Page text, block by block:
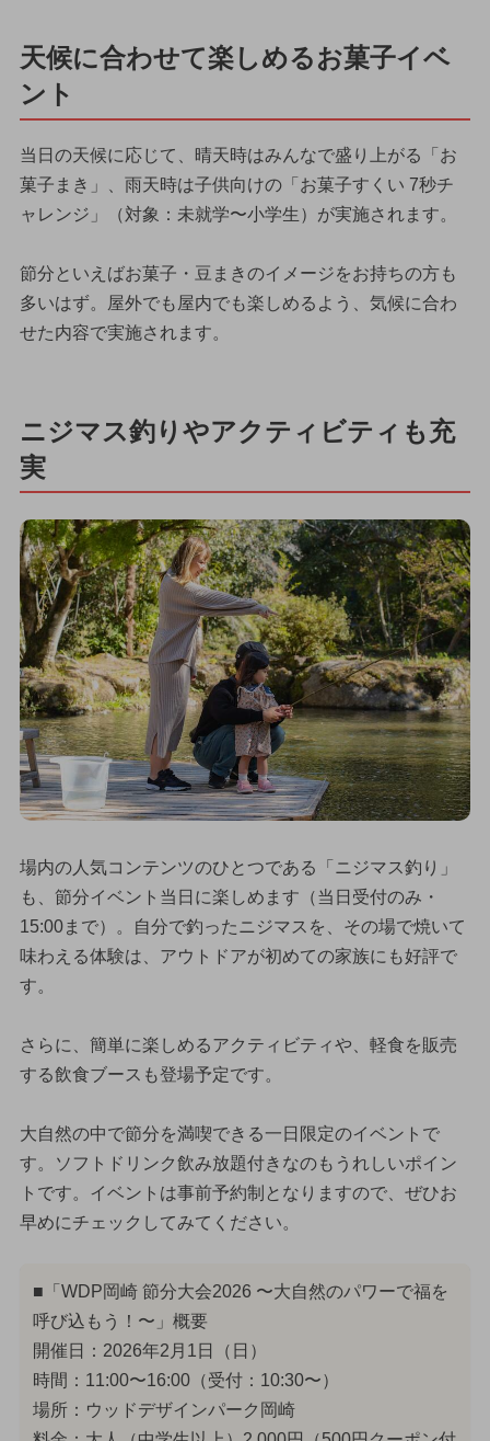
天候に合わせて楽しめるお菓子イベ
ント
当日の天候に応じて、晴天時はみんなで盛り上がる「お
菓子まき」、雨天時は子供向けの「お菓子すくい 7秒チ
ャレンジ」（対象：未就学〜小学生）が実施されます。
節分といえばお菓子・豆まきのイメージをお持ちの方も
多いはず。屋外でも屋内でも楽しめるよう、気候に合わ
せた内容で実施されます。
ニジマス釣りやアクティビティも充
実
場内の人気コンテンツのひとつである「ニジマス釣り」
も、節分イベント当日に楽しめます（当日受付のみ・
15:00まで）。自分で釣ったニジマスを、その場で焼いて
味わえる体験は、アウトドアが初めての家族にも好評で
す。
さらに、簡単に楽しめるアクティビティや、軽食を販売
する飲食ブースも登場予定です。
大自然の中で節分を満喫できる一日限定のイベントで
す。ソフトドリンク飲み放題付きなのもうれしいポイン
トです。イベントは事前予約制となりますので、ぜひお
早めにチェックしてみてください。
■「WDP岡崎 節分大会2026 〜大自然のパワーで福を
呼び込もう！〜」概要
開催日：2026年2月1日（日）
時間：11:00〜16:00（受付：10:30〜）
場所：ウッドデザインパーク岡崎